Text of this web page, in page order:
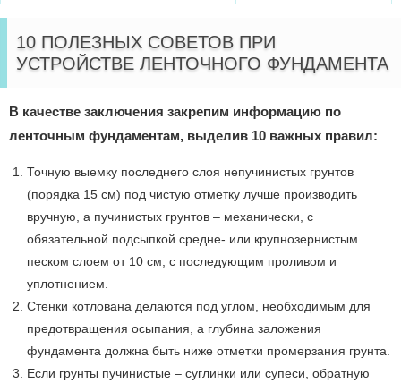
10 ПОЛЕЗНЫХ СОВЕТОВ ПРИ
УСТРОЙСТВЕ ЛЕНТОЧНОГО ФУНДАМЕНТА
В качестве заключения закрепим информацию по
ленточным фундаментам, выделив 10 важных правил:
Точную выемку последнего слоя непучинистых грунтов
(порядка 15 см) под чистую от­метку лучше производить
вручную, а пучинистых грунтов – механически, с
обязательной подсыпкой средне- или крупнозернистым
песком слоем от 10 см, с последу­ющим проливом и
уплотнением.
Стенки котлована делаются под углом, необходимым для
предотвращения осыпания, а глубина заложения
фундамента должна быть ниже отметки промерзания грунта.
Если грунты пучинистые – суглинки или супеси, об­ратную